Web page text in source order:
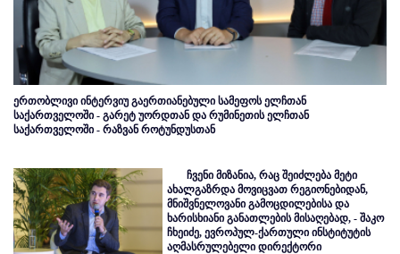
ერთობლივი ინტერვიუ გაერთიანებული სამეფოს ელჩთან
საქართველოში - გარეტ უორდთან და რუმინეთის ელჩთან
საქართველოში - რაზვან როტუნდუსთან
ჩვენი მიზანია, რაც შეიძლება მეტი
ახალგაზრდა მოვიცვათ რეგიონებიდან,
მნიშვნელოვანი გამოცდილებისა და
ხარისხიანი განათლების მისაღებად, - შაკო
ჩხეიძე, ევროპულ-ქართული ინსტიტუტის
აღმასრულებელი დირექტორი